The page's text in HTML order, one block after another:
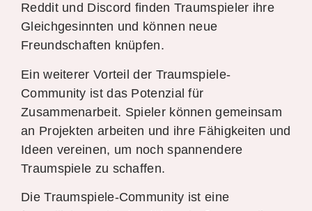
Reddit und Discord finden Traumspieler ihre
Gleichgesinnten und können neue
Freundschaften knüpfen.
Ein weiterer Vorteil der Traumspiele-
Community ist das Potenzial für
Zusammenarbeit. Spieler können gemeinsam
an Projekten arbeiten und ihre Fähigkeiten und
Ideen vereinen, um noch spannendere
Traumspiele zu schaffen.
Die Traumspiele-Community ist eine